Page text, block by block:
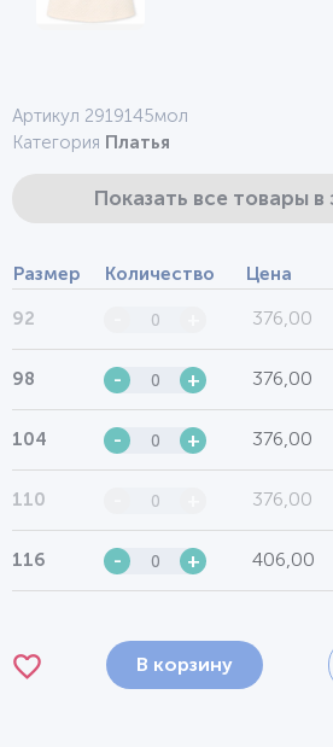
Артикул 2919145мол
Категория Платья
Показать все товары
Размер Количество Цена
92 376,00
98 - + 376,00
104 - + 376,00
110 376,00
116 - + 406,00
В корзину